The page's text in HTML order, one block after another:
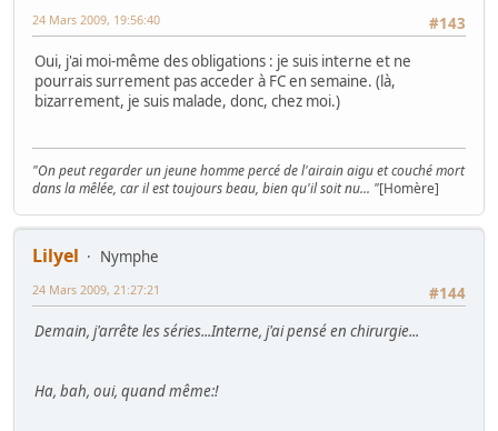
#143
24 Mars 2009, 19:56:40
Oui, j'ai moi-même des obligations : je suis interne et ne
pourrais surrement pas acceder à FC en semaine. (là,
bizarrement, je suis malade, donc, chez moi.)
"On peut regarder un jeune homme percé de l'airain aigu et couché mort
dans la mêlée, car il est toujours beau, bien qu'il soit nu... "[Homère]
Lilyel
Nymphe
#144
24 Mars 2009, 21:27:21
Demain, j'arrête les séries...Interne, j'ai pensé en chirurgie...
Ha, bah, oui, quand même:!